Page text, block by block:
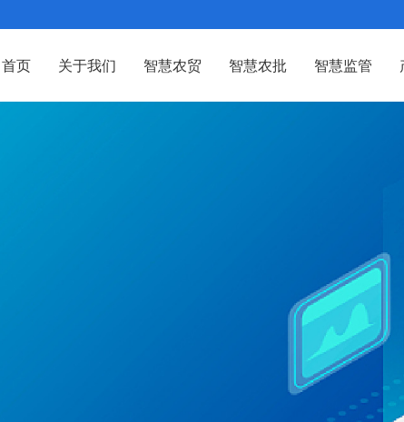
首页 关于我们 智慧农贸 智慧农批 智慧监管